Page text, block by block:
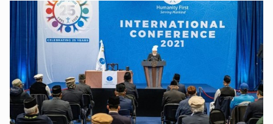
الحجّ.. دلالات، حِكم، وأهداف >> المزيد
تعميم هامّ لأفراد الجماعة >> المزيد